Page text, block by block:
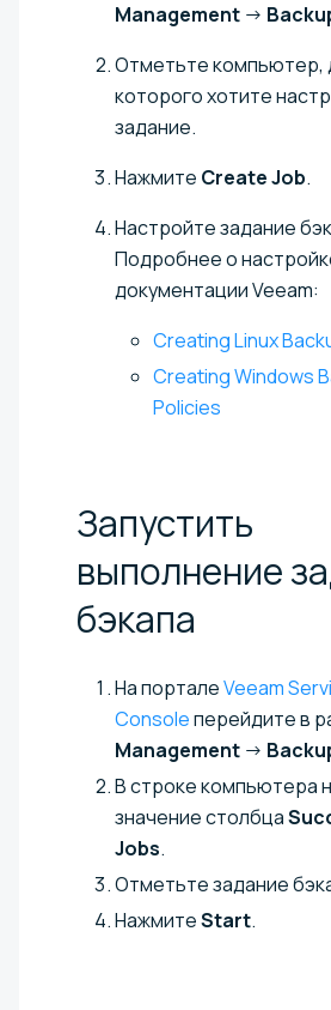
Management →
Отметьте компьютер,
которого хотите
задание.
Нажмите Create Job.
Настройте задание
Подробнее о
документации Veeam:
Creating Linux
Creating Windows
Policies
Запустить
выполнение
бэкапа
На порталеVeeam
Consoleперейдите в
Management →
В строке компьютера
значение столбца
Jobs.
Отметьте задание
НажмитеStart.